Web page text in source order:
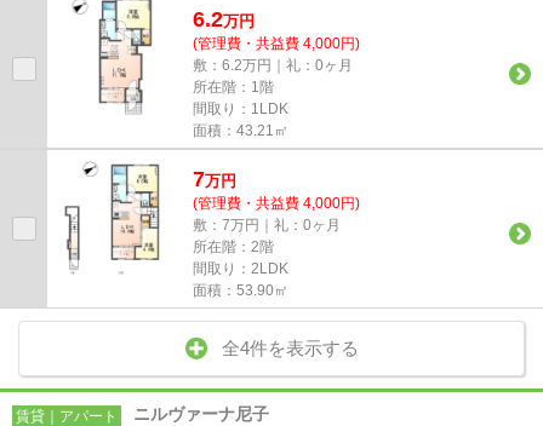
6.2万円
(管理費・共益費 4,000円)
敷：6.2万円｜礼：0ヶ月
所在階：1階
間取り：1LDK
面積：43.21㎡
7万円
(管理費・共益費 4,000円)
敷：7万円｜礼：0ヶ月
所在階：2階
間取り：2LDK
面積：53.90㎡
全4件を表示する
賃貸｜アパート ニルヴァーナ尼子